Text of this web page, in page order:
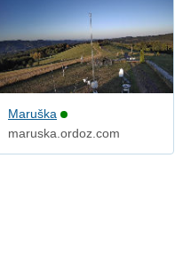
Maruška
maruska.ordoz.com